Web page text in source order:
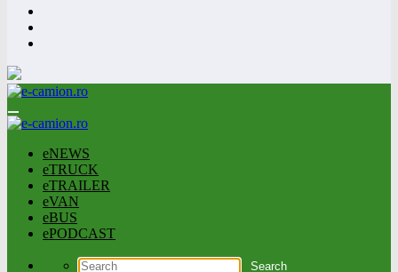
eNEWS
eTRUCK
eTRAILER
eVAN
eBUS
ePODCAST